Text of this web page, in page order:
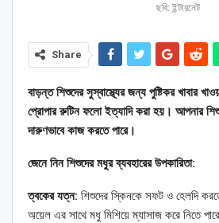
ছবি: ইন্টারনেট
Share
বাড়ন্ত শিশুদের সুস্বাস্থ্যের জন্য পুষ্টিকর খাবার
প্রোপার রুটিন ফলো ইত্যাদি করা হয়। আপনার
দারুণভাবে কাজ করতে পারে।
জেনে নিন শিশুদের মধুর ব্যবহারের উপকারিতা:
ত্বকের যত্ন: শিশুদের স্কিনকে সফট ও হেলদি
অয়েল এর সাথে মধু মিশিয়ে ম্যাসাজ করে নিতে